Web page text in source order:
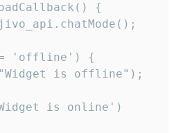
{
'offline') {
is offline");
is online')